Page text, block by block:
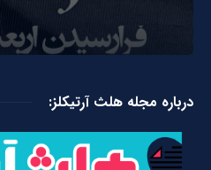
درباره مجله هلث آرتیکلز: